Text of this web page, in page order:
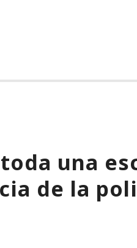
una
de la